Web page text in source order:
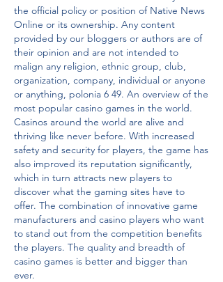
the official policy or position of Native News
Online or its ownership. Any content
provided by our bloggers or authors are of
their opinion and are not intended to
malign any religion, ethnic group, club,
organization, company, individual or anyone
or anything, polonia 6 49. An overview of the
most popular casino games in the world.
Casinos around the world are alive and
thriving like never before. With increased
safety and security for players, the game has
also improved its reputation significantly,
which in turn attracts new players to
discover what the gaming sites have to
offer. The combination of innovative game
manufacturers and casino players who want
to stand out from the competition benefits
the players. The quality and breadth of
casino games is better and bigger than
ever.